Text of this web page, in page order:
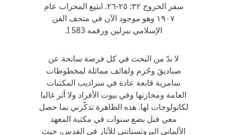
سفر الخروج ٣٢: ٢٥-٢٦. ابتيع المحراب عام
١٩٠٧ وهو موجود الآن في متحف الفن
الإسلامي ببرلين ورقمه I 583.
لا بدّ من البحث في كل فرصة سانحة عن
صناديقَ وحُزم ولفائف مماثلة لمخطوطات
سامرية قابعة عادة في سراديب المكتبات
العامة ومخازنها وفي بيوت الأفراد ولا أثر غالبا
لكاتولوجات لها. هذه الظاهرة تذكّرني بما حصل
معي قبل بضع سنوات في مكتبة المعهد
الألماني البروتستانتي للآثار في القدس، حيث